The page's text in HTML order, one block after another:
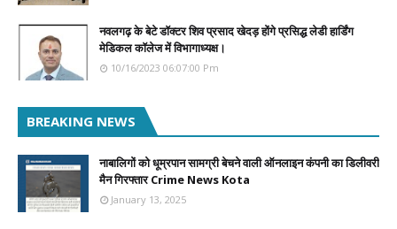
नवलगढ़ के बेटे डॉक्टर शिव प्रसाद खेदड़ होंगे प्रसिद्ध लेडी हार्डिंग
मेडिकल कॉलेज में विभागाध्यक्ष।
10/16/2023 06:07:00 Pm
BREAKING NEWS
नाबालिगों को धूम्रपान सामग्री बेचने वाली ऑनलाइन कंपनी का डिलीवरी
मैन गिरफ्तार Crime News Kota
January 13, 2025